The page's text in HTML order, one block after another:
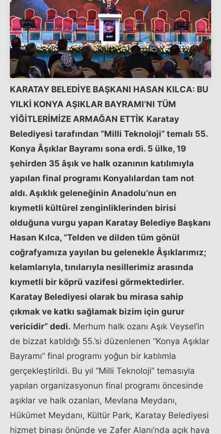
KARATAY BELEDİYE BAŞKANI HASAN KILCA: BU
YILKİ KONYA AŞIKLAR BAYRAMI’NI TÜM
YİĞİTLERİMİZE ARMAĞAN ETTİK Karatay
Belediyesi tarafından “Milli Teknoloji” temalı 55.
Konya Âşıklar Bayramı sona erdi. 5 ülke, 19
şehirden 35 âşık ve halk ozanının katılımıyla
yapılan final programı Konyalılardan tam not
aldı. Aşıklık geleneğinin Anadolu’nun en
kıymetli kültürel zenginliklerinden birisi
olduğuna vurgu yapan Karatay Belediye Başkanı
Hasan Kılca, “Telden ve dilden tüm gönül
coğrafyamıza yayılan bu gelenekle Âşıklarımız;
kelamlarıyla, tınılarıyla nesillerimiz arasında
kıymetli bir köprü vazifesi görmektedirler.
Karatay Belediyesi olarak bu mirasa sahip
çıkmak ve katkı sağlamak bizim için gurur
vericidir” dedi. Merhum halk ozanı Aşık Veysel’in
de bizzat katıldığı 55.’si düzenlenen “Konya Aşıklar
Bayramı” final programı yoğun bir katılımla
gerçekleştirildi. Bu yıl “Milli Teknoloji” temasıyla
yapılan organizasyonun final programı öncesinde
aşıklar ve halk ozanları, Mevlana Meydanı,
Hükümet Meydanı, Kültür Park, Karatay Belediyesi
hizmet binası önünde ve Zafer Alanı’nda açık hava